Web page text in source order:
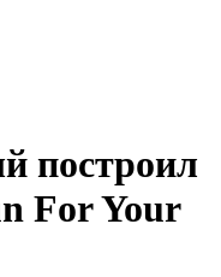
построил
For Your